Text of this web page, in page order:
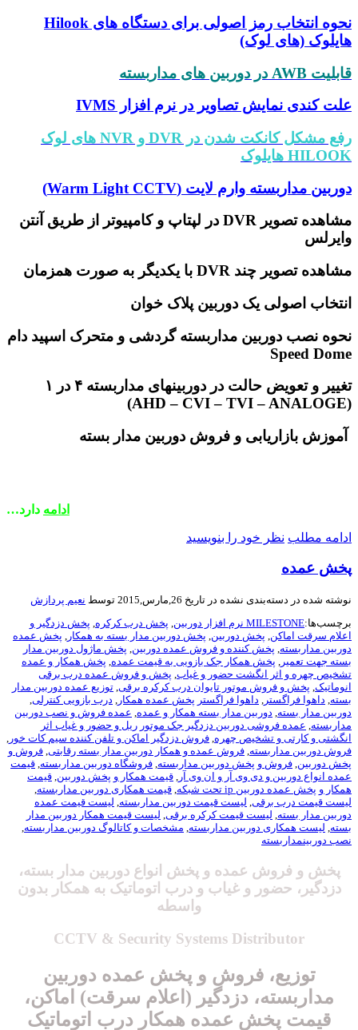
نحوه انتخاب رمز اصولی برای دستگاه های Hilook
هایلوک (های لوک)
قابلیت AWB در دوربین های مداربسته
علت کندی نمایش تصاویر در نرم افزار IVMS
رفع مشکل کانکت شدن در DVR و NVR های لوک
HILOOK هایلوک
دوربین مداربسته وارم لایت (Warm Light CCTV)
مشاهده تصویر DVR در لپتاپ و کامپیوتر از طریق آنتن
وایرلس
مشاهده تصویر چند DVR با یکدیگر به صورت همزمان
انتخاب اصولی یک دوربین پلاک خوان
نحوه نصب دوربین مداربسته گردشی و متحرک اسپید دام
Speed Dome
تغییر و تعویض حالت در دوربینهای مداربسته ۴ در ۱
(
AHD – CVI – TVI – ANALOGE
)
آموزش بازاریابی و فروش دوربین مدار بسته
ادامه دارد…
ادامه مطلب نظر خود را بنویسید
پخش عمده
نوشته شده در دسته‌بندی نشده در تاریخ 26,مارس,2015 توسط
نعیم پردازش
برچسب‌ها:MILESTONE نرم افزار دوربین , پخش درب کرکره, پخش دزدگیر و
اعلام سرقت اماکن, پخش دوربین, پخش دوربین مدار بسته به همکار , پخش عمده
دوربین مداربسته, پخش کننده و فروش عمده دوربین, پخش ماژول دوربین مدار
بسته جهت تعمیر , پخش همکار جک بازویی به قیمت عمده, پخش همکار و عمده
تشخیص چهره و اثر انگشت حضور و غیاب, پخش و فروش عمده درب برقی
انوماتیک, پخش و فروش موتور تایوان درب کرکره برقی, توزیع عمده دوربین مدار
بسته, داهوا فراگستر , داهوا فراگستر پخش عمده همکار , درب بازویی کنترلی,
دوربین مدار بسته, دوربین مدار بسته همکار و عمده, عمده فروش و نصب دوربین
مداربسته, عمده فروشی دوربین دزدگیر جک موتور ریل و حضور و غیاب اثر
انگشتی و کارتی و تشخیص چهره, فروش دزدگیر اماکن و تلفن کننده سیم کات خور ,
فروش دوربین مداربسته, فروش عمده و همکار دوربین مدار بسته رقابتی, فروش و
پخش دوربین, فروش و پخش دوربین مداربسته, فروشگاه دوربین مداربسته, قیمت
عمده انواع دوربین و دی وی آر و ان وی آر , قیمت همکار و پخش دوربین, قیمت
همکار و پخش عمده دوربین ip تحت شبکه
, قیمت همکاری دوربین مداربسته,
لیست قیمت درب برقی, لیست قیمت دوربین مداربسته, لیست قیمت عمده
دوربین مدار بسته, لیست قیمت کرکره برقی, لیست قیمت همکار دوربین مدار
بسته, لیست همکاری دوربین مداربسته, مشخصات و کاتالوگ دوربین مداربسته,
نصب دوربینمداربسته
پخش و فروش عمده و پخش انواع دوربین مدار بسته،
دزدگیر، حضور و غیاب و درب اتوماتیک به همکار بدون
واسطه
CCTV & Security Systems Distributor
توزیع، فروش و پخش عمده دوربین
مداربسته، دزدگیر (اعلام سرقت) اماکن،
قیمت پخش عمده همکار درب اتوماتیک